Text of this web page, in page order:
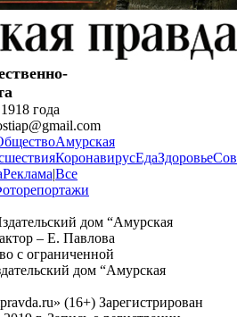
года
Амурская
КоронавирусЕдаЗдоровье
Реклама|Все
дом “Амурская
– Е. Павлова
с ограниченной
дом “Амурская
(16+) Зарегистрирован